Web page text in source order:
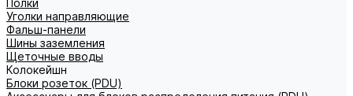
Полки
Уголки направляющие
Фальш-панели
Шины заземления
Щеточные вводы
Колокейшн
Блоки розеток (PDU)